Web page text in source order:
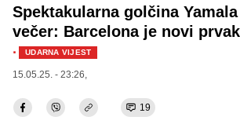
Spektakularna golčina
večer: Barcelona je novi
· UDARNA VIJEST
15.05.25. - 23:26,
19